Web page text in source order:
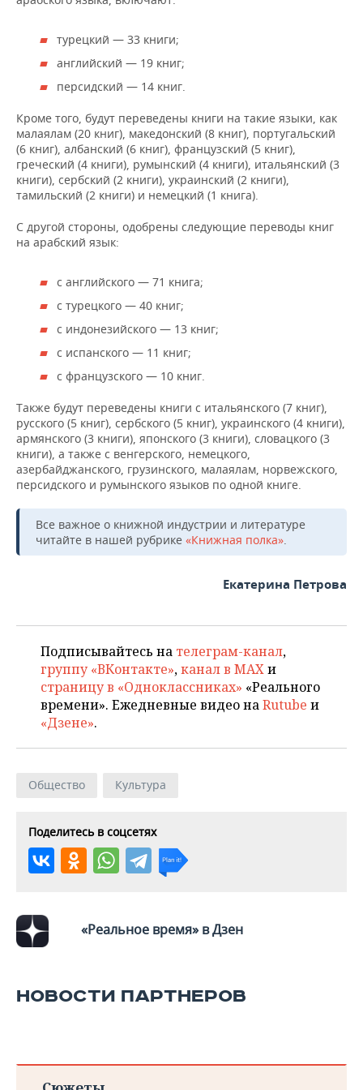
турецкий — 33 книги;
английский — 19 книг;
персидский — 14 книг.
Кроме того, будут переведены книги на такие языки, как
малаялам (20 книг), македонский (8 книг), португальский
(6 книг), албанский (6 книг), французский (5 книг),
греческий (4 книги), румынский (4 книги), итальянский (3
книги), сербский (2 книги), украинский (2 книги),
тамильский (2 книги) и немецкий (1 книга).
С другой стороны, одобрены следующие переводы книг
на арабский язык:
с английского — 71 книга;
с турецкого — 40 книг;
с индонезийского — 13 книг;
с испанского — 11 книг;
с французского — 10 книг.
Также будут переведены книги с итальянского (7 книг),
русского (5 книг), сербского (5 книг), украинского (4 книги),
армянского (3 книги), японского (3 книги), словацкого (3
книги), а также с венгерского, немецкого,
азербайджанского, грузинского, малаялам, норвежского,
персидского и румынского языков по одной книге.
Все важное о книжной индустрии и литературе
читайте в нашей рубрике «Книжная полка».
Екатерина Петрова
Подписывайтесь на телеграм-канал,
группу «ВКонтакте»,канал в MAXи
страницу в «Одноклассниках» «Реального
времени». Ежедневные видео наRutube и
«Дзене».
Общество Культура
Поделитесь в соцсетях
«Реальное время» в Дзен
НОВОСТИ ПАРТНЕРОВ